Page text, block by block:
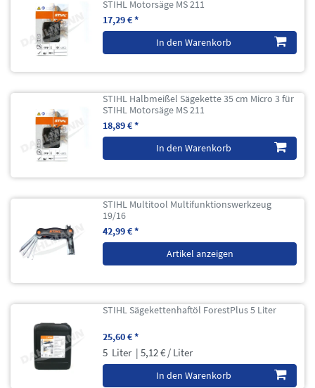
STIHL Motorsäge MS 211
17,29 € *
In den Warenkorb
STIHL Halbmeißel Sägekette 35 cm Micro 3 für
STIHL Motorsäge MS 211
18,89 € *
In den Warenkorb
STIHL Multitool Multifunktionswerkzeug
19/16
42,99 € *
Artikel anzeigen
STIHL Sägekettenhaftöl ForestPlus 5 Liter
25,60 € *
5 Liter | 5,12 € / Liter
In den Warenkorb